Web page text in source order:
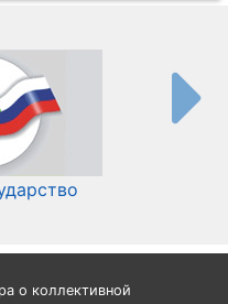
о коллективной